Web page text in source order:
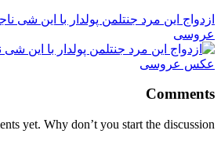
ازدواج این مرد جنتلمن پولدار با این
عروسی
Comments
yet. Why don’t you start the discussion?